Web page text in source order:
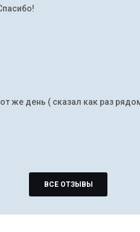
же день ( сказал как раз
ВСЕ ОТЗЫВЫ